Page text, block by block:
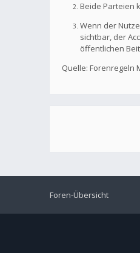
Beide Parteien
Wenn der
sichtbar, der
öffentlichen
Quelle: Forenregeln
Foren-Übersicht